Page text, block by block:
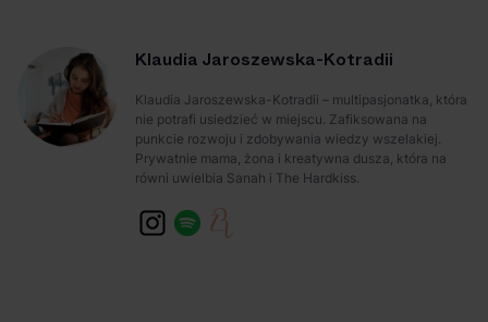
Klaudia Jaroszewska-Kotradii
Klaudia Jaroszewska-Kotradii – multipasjonatka, która
nie potrafi usiedzieć w miejscu. Zafiksowana na
punkcie rozwoju i zdobywania wiedzy wszelakiej.
Prywatnie mama, żona i kreatywna dusza, która na
równi uwielbia Sanah i The Hardkiss.